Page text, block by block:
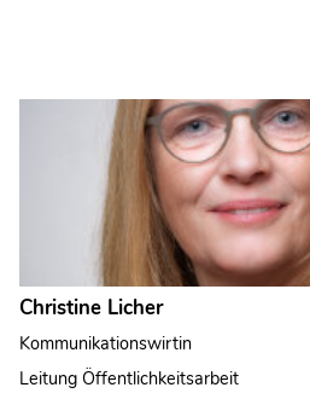
Christine Licher
Kommunikationswirtin
Leitung Öffentlichkeitsarbeit